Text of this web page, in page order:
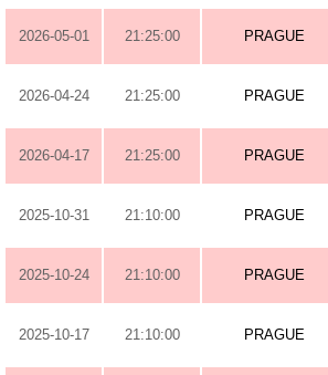
2026-05-01 21:25:00 PRAGUE
2026-04-24 21:25:00 PRAGUE
2026-04-17 21:25:00 PRAGUE
2025-10-31 21:10:00 PRAGUE
2025-10-24 21:10:00 PRAGUE
2025-10-17 21:10:00 PRAGUE